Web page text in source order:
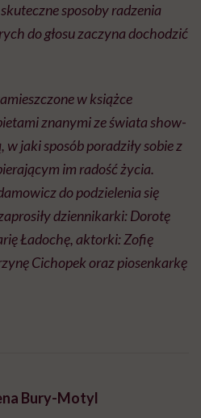
sposoby radzenia
do głosu zaczyna dochodzić
w książce
znanymi ze świata show-
jaki sposób poradziły sobie z
im radość życia.
do podzielenia się
dziennikarki: Dorotę
Ładochę, aktorki: Zofię
Cichopek oraz piosenkarkę
Bury-Motyl